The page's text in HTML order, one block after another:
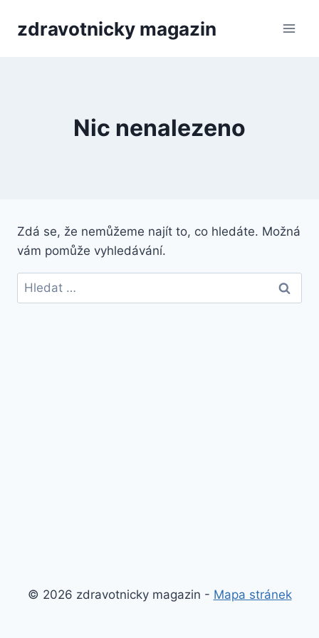
zdravotnicky magazin
Nic nenalezeno
Zdá se, že nemůžeme najít to, co hledáte. Možná
vám pomůže vyhledávání.
Vyhledávání
© 2026 zdravotnicky magazin - Mapa stránek